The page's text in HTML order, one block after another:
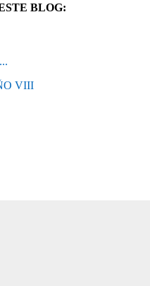
BLOG:
VIII